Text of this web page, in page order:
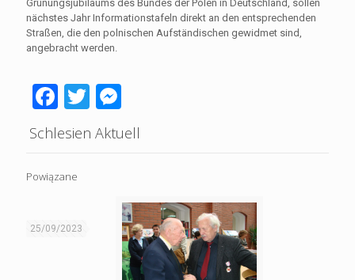
Grünungsjubiläums des Bundes der Polen in Deutschland, sollen
nächstes Jahr Informationstafeln direkt an den entsprechenden
Straßen, die den polnischen Aufständischen gewidmet sind,
angebracht werden.
Facebook
TwitterMessenger
Schlesien Aktuell
Powiązane
25/09/2023